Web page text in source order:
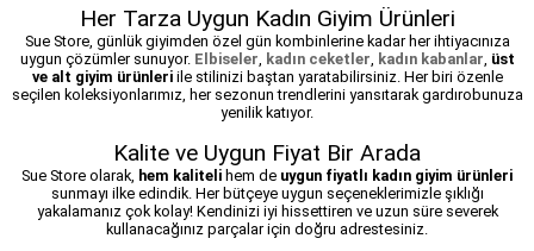
Her Tarza Uygun Kadın Giyim Ürünleri
Sue Store, günlük giyimden özel gün kombinlerine kadar her ihtiyacınıza
uygun çözümler sunuyor. Elbiseler kadın ceketler kadın kabanlar üst
ve alt giyim ürünleriile stilinizi baştan yaratabilirsiniz. Her biri özenle
seçilen koleksiyonlarımız, her sezonun trendlerini yansıtarak gardırobunuza
yenilik katıyor.
Kalite ve Uygun Fiyat Bir Arada
Sue Store olarak, hem kaliteli hem de uygun fiyatlı kadın giyim ürünleri
sunmayı ilke edindik. Her bütçeye uygun seçeneklerimizle şıklığı
yakalamanız çok kolay! Kendinizi iyi hissettiren ve uzun süre severek
kullanacağınız parçalar için doğru adrestesiniz.